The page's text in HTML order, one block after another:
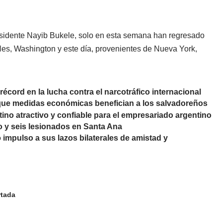
Nayib Bukele, solo en esta semana han regresado
Washington y este día, provenientes de Nueva York,
en la lucha contra el narcotráfico internacional
medidas económicas benefician a los salvadoreños
atractivo y confiable para el empresariado argentino
y seis lesionados en Santa Ana
a sus lazos bilaterales de amistad y